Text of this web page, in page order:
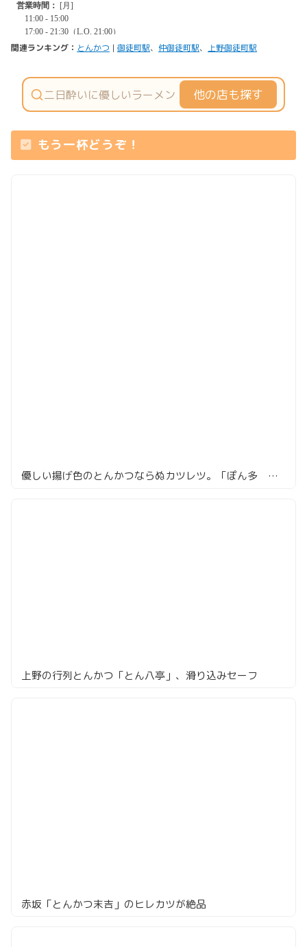
関連ランキング： とんかつ | 御徒町駅、 仲御徒町駅、 上野御徒町駅
他の店も探す
もう一杯どうぞ！
優しい揚げ色のとんかつならぬカツレツ。「ぽん多 本家」
上野の行列とんかつ「とん八亭」、滑り込みセーフ
赤坂「とんかつ末吉」のヒレカツが絶品